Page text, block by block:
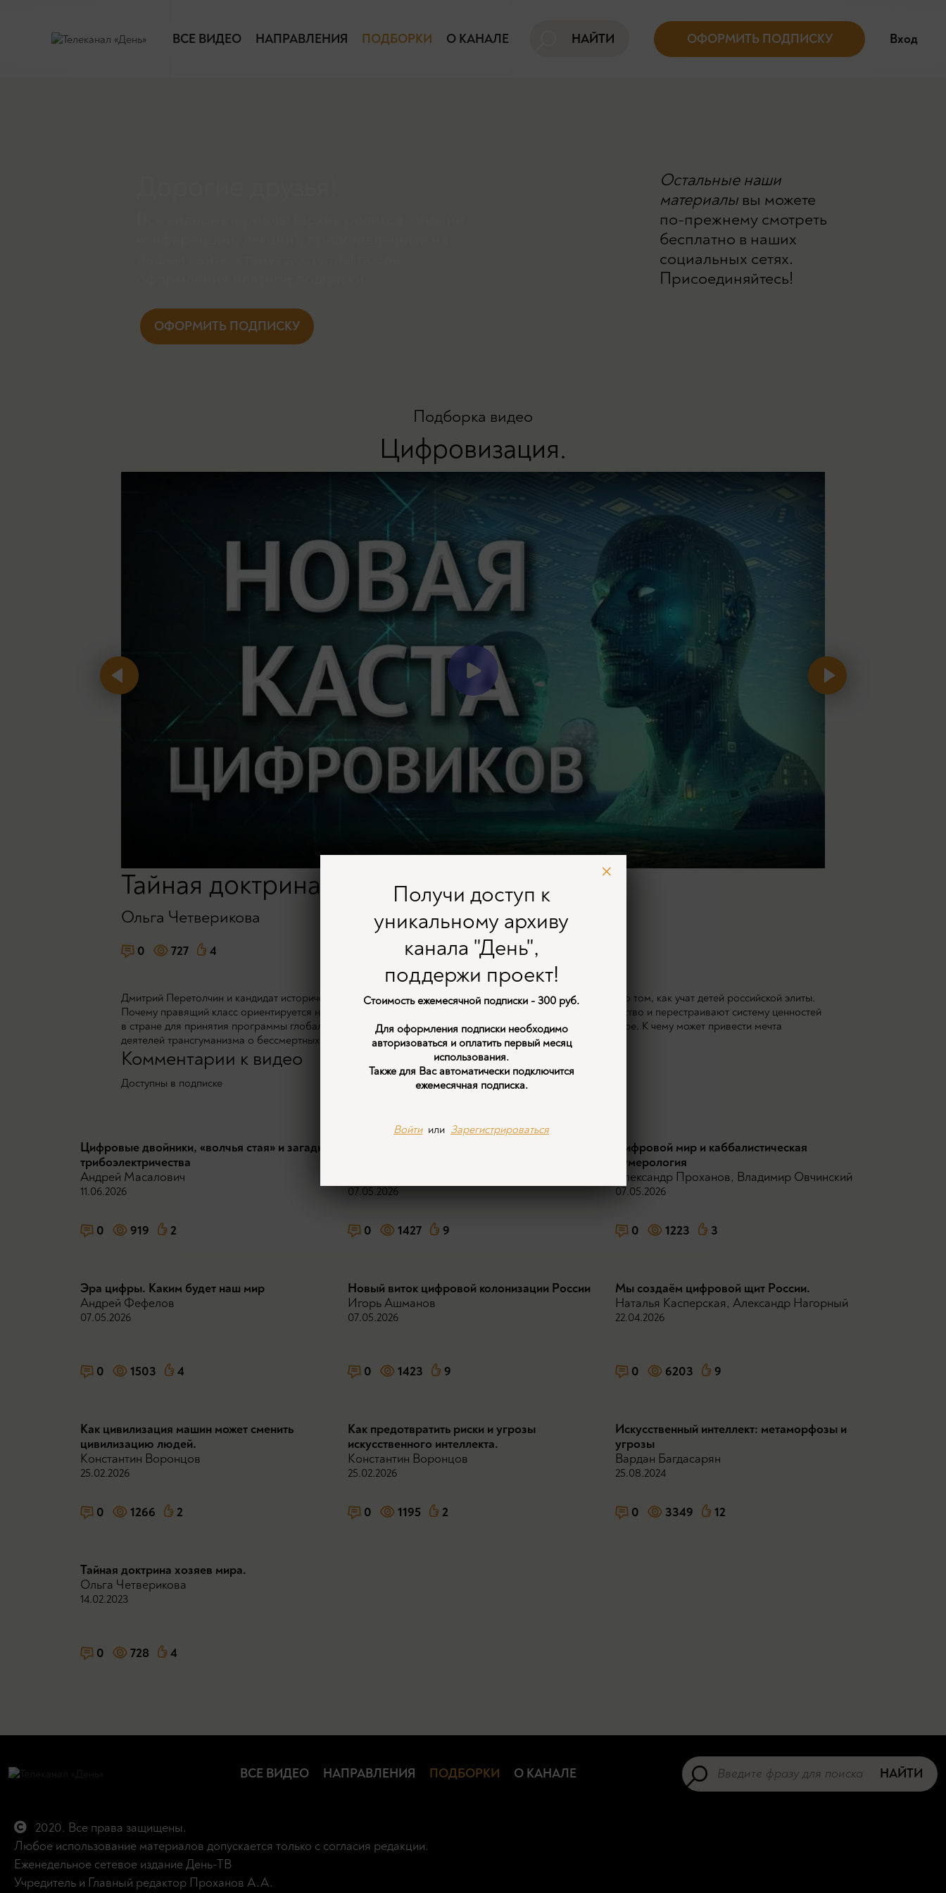
ВСЕ ВИДЕО НАПРАВЛЕНИЯ ПОДБОРКИ О КАНАЛЕ НАЙТИ ОФОРМИТЬ ПОДПИСКУ Вход
ОФОРМИТЬ ПОДПИСКУ
Остальные наши
материалы вы можете
по-прежнему смотреть
бесплатно в наших
социальных сетях.
Присоединяйтесь!
Подборка видео
Цифровизация.
Тайная доктрина хозяев мира.
Ольга Четверикова
0 727 4
Дмитрий Перетолчин и кандидат исторических наук, доцент МГИМО Ольга Четверикова рассказывают о том, как учат детей российской элиты.
Почему правящий класс ориентируется на западные стандарты образования. Как меняют законодательство и перестраивают систему ценностей
в стране для принятия программы глобалистов. Какое место предназначено России в дивном новом мире. К чему может привести мечта
деятелей трансгуманизма о бессмертных киборгах.
Комментарии к видео
Доступны в подписке
Цифровые двойники, «волчья стая» и загадка
трибоэлектричества
Андрей Масалович
11.06.2026
0 919 2
07.05.2026
0 1427 9
Цифровой мир и каббалистическая
нумерология
Александр Проханов, Владимир Овчинский
07.05.2026
0 1223 3
Эра цифры. Каким будет наш мир
Андрей Фефелов
07.05.2026
0 1503 4
Новый виток цифровой колонизации России
Игорь Ашманов
07.05.2026
0 1423 9
Мы создаём цифровой щит Рoccии.
Наталья Касперская, Александр Нагорный
22.04.2026
0 6203 9
Как цивилизация машин может сменить
цивилизацию людей.
Константин Воронцов
25.02.2026
0 1266 2
Как предотвратить риски и угрозы
искусственного интеллекта.
Константин Воронцов
25.02.2026
0 1195 2
Искусственный интеллект: метаморфозы и
угрозы
Вардан Багдасарян
25.08.2024
0 3349 12
Тайная доктрина хозяев мира.
Ольга Четверикова
14.02.2023
0 728 4
ВСЕ ВИДЕО НАПРАВЛЕНИЯ ПОДБОРКИ О КАНАЛЕ НАЙТИ
2020. Все права защищены.
Любое использование материалов допускается только с согласия редакции.
Еженедельное сетевое издание День-ТВ
Учредитель и Главный редактор Проханов А.А.
Получи доступ к
уникальному архиву
канала "День",
поддержи проект!
Стоимость ежемесячной подписки - 300 руб.
Для оформления подписки необходимо
авторизоваться и оплатить первый месяц
использования.
Также для Вас автоматически подключится
ежемесячная подписка.
Войти или Зарегистрироваться